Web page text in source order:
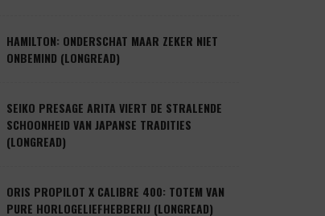
HAMILTON: ONDERSCHAT MAAR ZEKER NIET
ONBEMIND (LONGREAD)
SEIKO PRESAGE ARITA VIERT DE STRALENDE
SCHOONHEID VAN JAPANSE TRADITIES
(LONGREAD)
ORIS PROPILOT X CALIBRE 400: TOTEM VAN
PURE HORLOGELIEFHEBBERIJ (LONGREAD)